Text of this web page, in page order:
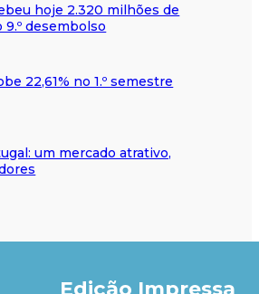
hoje 2.320 milhões de
desembolso
22,61% no 1.º semestre
um mercado atrativo,